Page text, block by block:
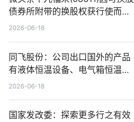
债券所附带的换股权获行使而发
行5200万股
2026-06-18
同飞股份：公司出口国外的产品
有液体恒温设备、电气箱恒温装
置、纯水冷却单元和特种换热器
2026-06-18
国家发改委：探索更多行之有效